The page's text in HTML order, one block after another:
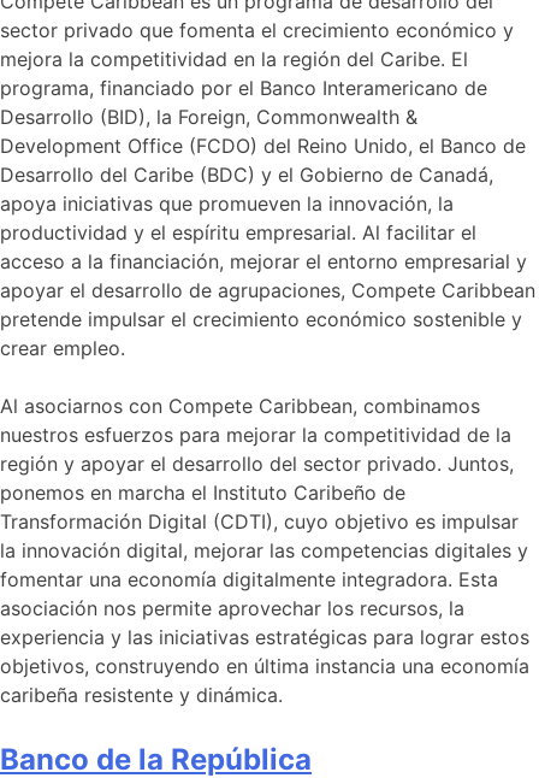
sector privado que fomenta el crecimiento económico y
mejora la competitividad en la región del Caribe. El
programa, financiado por el Banco Interamericano de
Desarrollo (BID), la Foreign, Commonwealth &
Development Office (FCDO) del Reino Unido, el Banco de
Desarrollo del Caribe (BDC) y el Gobierno de Canadá,
apoya iniciativas que promueven la innovación, la
productividad y el espíritu empresarial. Al facilitar el
acceso a la financiación, mejorar el entorno empresarial y
apoyar el desarrollo de agrupaciones, Compete Caribbean
pretende impulsar el crecimiento económico sostenible y
crear empleo.
Al asociarnos con Compete Caribbean, combinamos
nuestros esfuerzos para mejorar la competitividad de la
región y apoyar el desarrollo del sector privado. Juntos,
ponemos en marcha el Instituto Caribeño de
Transformación Digital (CDTI), cuyo objetivo es impulsar
la innovación digital, mejorar las competencias digitales y
fomentar una economía digitalmente integradora. Esta
asociación nos permite aprovechar los recursos, la
experiencia y las iniciativas estratégicas para lograr estos
objetivos, construyendo en última instancia una economía
caribeña resistente y dinámica.
Banco de la República